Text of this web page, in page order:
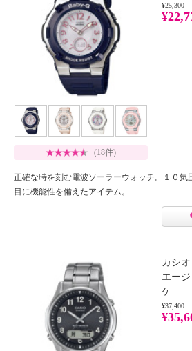
¥25,300
(18件)
正確な時を刻む電波ソーラーウォッチ。１０気
目に機能性を備えたアイテム。
カシ
エー
ケ…
¥37,400